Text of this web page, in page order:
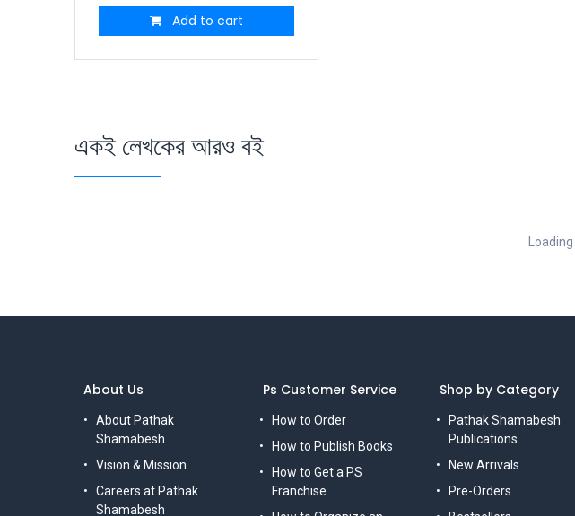
Add to cart
একই লেখকের আরও বই
Ps Customer Service
How to Order
How to Publish Books
How to Get a PS
Franchise
Shop by Category
Pathak Shamabesh
Publications
New Arrivals
Pre-Orders
About Us
About Pathak
Shamabesh
Vision & Mission
Careers at Pathak
Shamabesh